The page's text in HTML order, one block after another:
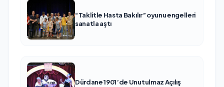
“Taklitle Hasta Bakılır” oyunu engelleri
sanatla aştı
Dürdane 1901’de Unutulmaz Açılış